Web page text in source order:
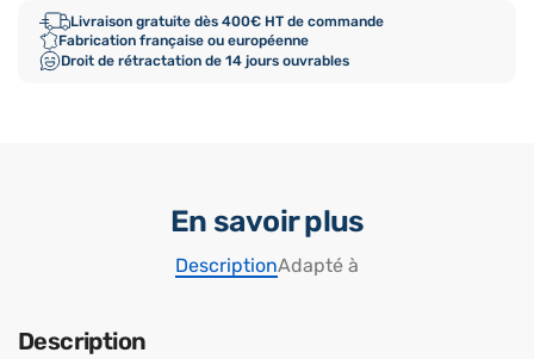
Livraison gratuite dès 400€ HT de commande
Fabrication française ou européenne
Droit de rétractation de 14 jours ouvrables
En savoir plus
DescriptionAdapté à
Description